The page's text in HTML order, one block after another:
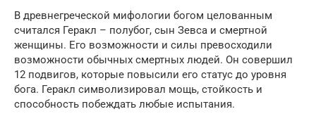
В древнегреческой мифологии богом целованным
считался Геракл – полубог, сын Зевса и смертной
женщины. Его возможности и силы превосходили
возможности обычных смертных людей. Он совершил
12 подвигов, которые повысили его статус до уровня
бога. Геракл символизировал мощь, стойкость и
способность побеждать любые испытания.